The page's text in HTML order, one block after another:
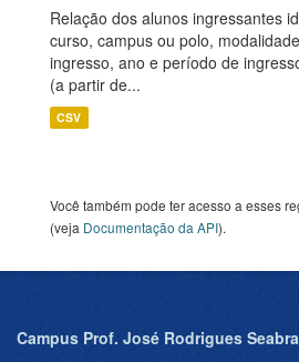
Relação dos alunos ingressantes
curso, campus ou polo,
ingresso, ano e período de
(a partir de...
CSV
Você também pode ter acesso a esses
(veja Documentação da API).
Campus Prof. José Rodrigues